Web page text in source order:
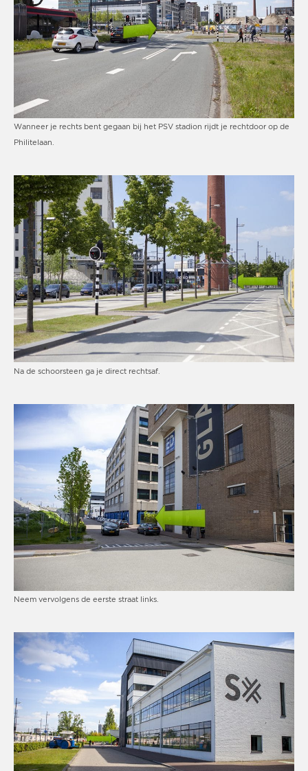
Wanneer je rechts bent gegaan bij het PSV stadion rijdt je rechtdoor op de
Philitelaan.
Na de schoorsteen ga je direct rechtsaf.
Neem vervolgens de eerste straat links.